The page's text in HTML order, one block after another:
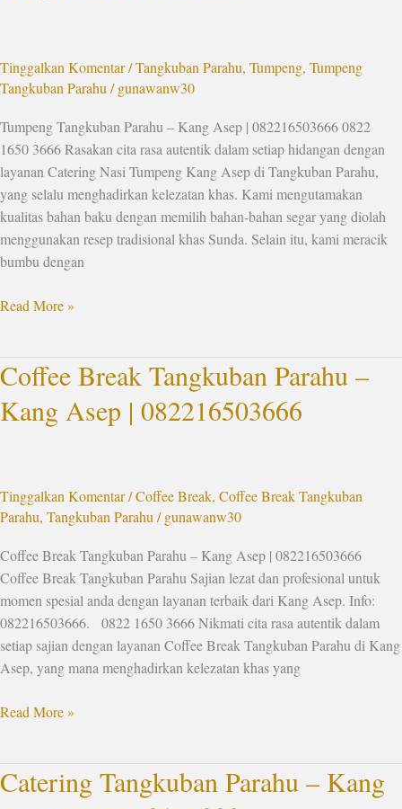
Tinggalkan Komentar/Tangkuban Parahu, Tumpeng, Tumpeng
Tangkuban Parahu /gunawanw30
Tumpeng Tangkuban Parahu – Kang Asep | 082216503666 0822
1650 3666 Rasakan cita rasa autentik dalam setiap hidangan dengan
layanan Catering Nasi Tumpeng Kang Asep di Tangkuban Parahu,
yang selalu menghadirkan kelezatan khas. Kami mengutamakan
kualitas bahan baku dengan memilih bahan-bahan segar yang diolah
menggunakan resep tradisional khas Sunda. Selain itu, kami meracik
bumbu dengan
082216503666
Read More »
Coffee Break Tangkuban Parahu –
Kang Asep | 082216503666
Tinggalkan Komentar/Coffee Break, Coffee Break Tangkuban
Parahu, Tangkuban Parahu /gunawanw30
Coffee Break Tangkuban Parahu – Kang Asep | 082216503666
Coffee Break Tangkuban Parahu Sajian lezat dan profesional untuk
momen spesial anda dengan layanan terbaik dari Kang Asep. Info:
082216503666. 0822 1650 3666 Nikmati cita rasa autentik dalam
setiap sajian dengan layanan Coffee Break Tangkuban Parahu di Kang
Asep, yang mana menghadirkan kelezatan khas yang
Coffee
Break
Tangkuban
Asep
|
082216503666
Read More »
Catering Tangkuban Parahu – Kang
Catering
Tangkuban